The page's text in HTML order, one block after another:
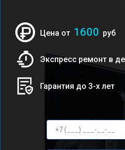
Цена от 1600 руб
Экспресс ремонт в
Гарантия до 3-х лет